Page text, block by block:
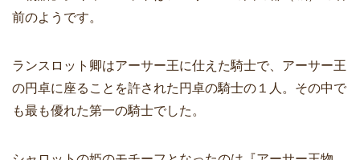
前のようです。
ランスロット卿はアーサー王に仕えた騎士で、アーサー王
の円卓に座ることを許された円卓の騎士の１人。その中で
も最も優れた第一の騎士でした。